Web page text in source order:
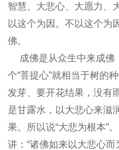
智慧、大悲心、大愿力、
以这个为因。不以这个为
佛。
成佛是从众生中来成佛
个“菩提心”就相当于树的
发芽、要开花结果，没有
是甘露水，以大悲心来滋
果。所以说“大悲为根本”。
讲：“诸佛如来以大悲心